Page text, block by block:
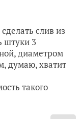
слив из
штуки 3
диаметром
думаю, хватит
такого